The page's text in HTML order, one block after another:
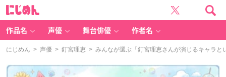
作品名 声優 舞台俳優 作者名
にじめん > 声優 > 釘宮理恵 > みんなが選ぶ「釘宮理恵さんが演じるキャラ